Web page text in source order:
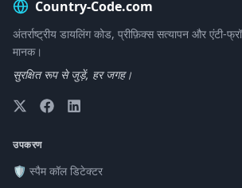
Country-Code.com
अंतर्राष्ट्रीय डायलिंग कोड, प्रीफ़िक्स सत्यापन और एंटी-
मानक।
सुरक्षित रूप से जुड़ें, हर जगह।
उपकरण
🛡️ स्पैम कॉल डिटेक्टर